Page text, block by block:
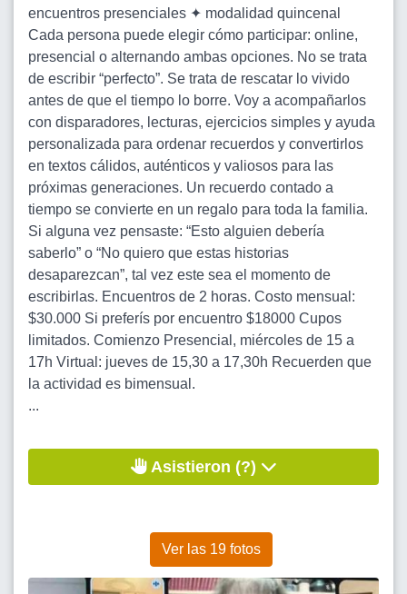
encuentros presenciales ✦ modalidad quincenal
Cada persona puede elegir cómo participar: online,
presencial o alternando ambas opciones. No se trata
de escribir “perfecto”. Se trata de rescatar lo vivido
antes de que el tiempo lo borre. Voy a acompañarlos
con disparadores, lecturas, ejercicios simples y ayuda
personalizada para ordenar recuerdos y convertirlos
en textos cálidos, auténticos y valiosos para las
próximas generaciones. Un recuerdo contado a
tiempo se convierte en un regalo para toda la familia.
Si alguna vez pensaste: “Esto alguien debería
saberlo” o “No quiero que estas historias
desaparezcan”, tal vez este sea el momento de
escribirlas. Encuentros de 2 horas. Costo mensual:
$30.000 Si preferís por encuentro $18000 Cupos
limitados. Comienzo Presencial, miércoles de 15 a
17h Virtual: jueves de 15,30 a 17,30h Recuerden que
la actividad es bimensual.
...
Asistieron (?)
Ver las 19 fotos